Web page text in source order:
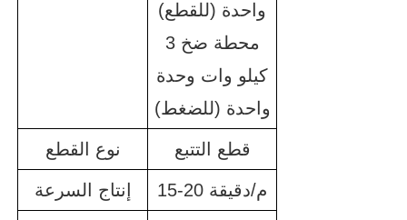
واحدة (للقطع)
محطة ضخ 3
كيلو وات وحدة
واحدة (للضغط)
نوع القطع قطع التتبع
إنتاج السرعة 15-20 م/دقيقة